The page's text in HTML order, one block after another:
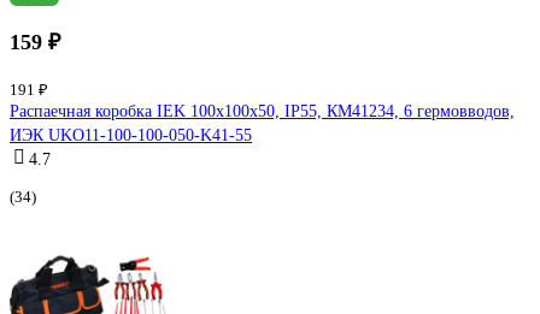
159 ₽
191 ₽
Распаечная коробка IEK 100x100x50, IP55, КМ41234, 6 гермовводов,
ИЭК UKO11-100-100-050-K41-55
4.7
(34)